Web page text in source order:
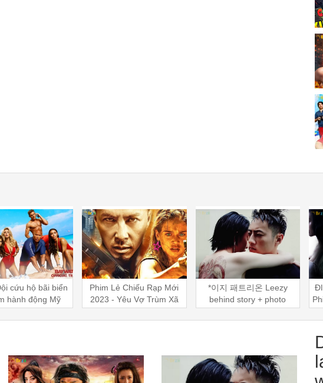
cứu hộ bãi biển
hành động Mỹ
Phim Lẻ Chiếu Rạp Mới
2023 - Yêu Vợ Trùm Xã
Hội Đen | Phim Hành
Đông Mỹ Thuyết Minh
*이지 패트리온 Leezy
behind story + photo